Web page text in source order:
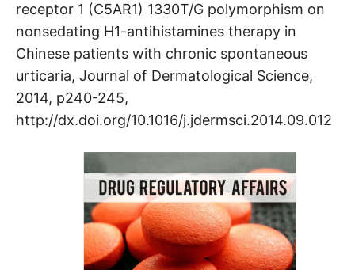
receptor 1 (C5AR1) 1330T/G polymorphism on
nonsedating H1-antihistamines therapy in
Chinese patients with chronic spontaneous
urticaria, Journal of Dermatological Science,
2014, p240-245,
http://dx.doi.org/10.1016/j.jdermsci.2014.09.012